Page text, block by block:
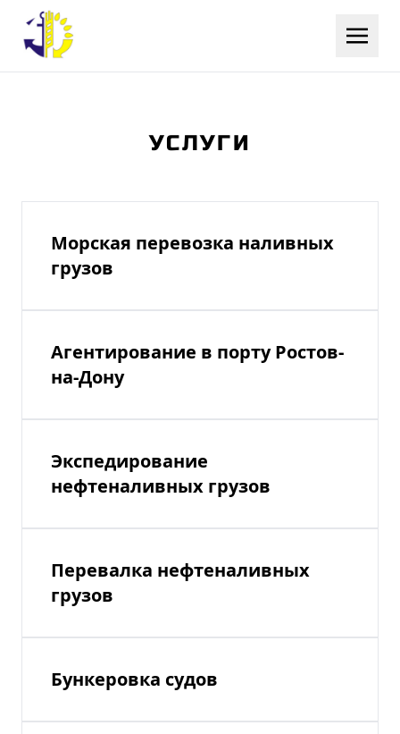
УСЛУГИ
Морская перевозка наливных
грузов
Агентирование в порту Ростов-
на-Дону
Экспедирование
нефтеналивных грузов
Перевалка нефтеналивных
грузов
Бункеровка судов